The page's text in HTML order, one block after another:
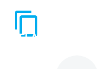
RELACIONADAS